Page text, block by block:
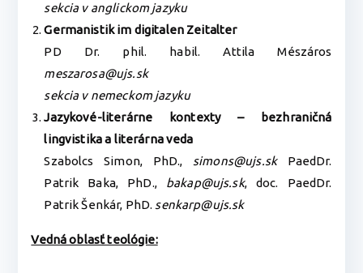
sekcia v anglickom jazyku
Germanistik im digitalen Zeitalter
PD Dr. phil. habil. Attila Mészáros
meszarosa@ujs.sk
sekcia v nemeckom jazyku
Jazykové-literárne kontexty – bezhraničná
lingvistika a literárna veda
Szabolcs Simon, PhD., simons@ujs.skPaedDr.
Patrik Baka, PhD., bakap@ujs.sk, doc. PaedDr.
Patrik Šenkár, PhD. senkarp@ujs.sk
Vedná oblasť teológie: